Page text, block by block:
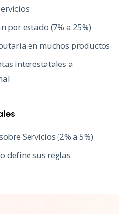
por estado (7% a 25%)
en muchos productos
interestatales a
Servicios (2% a 5%)
define sus reglas